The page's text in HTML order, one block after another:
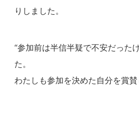
りしました。
“参加前は半信半疑で不安だった
た。
わたしも参加を決めた自分を賞賛